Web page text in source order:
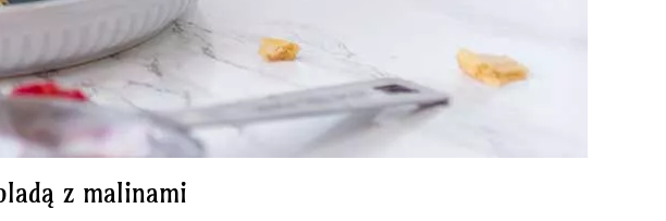
z malinami